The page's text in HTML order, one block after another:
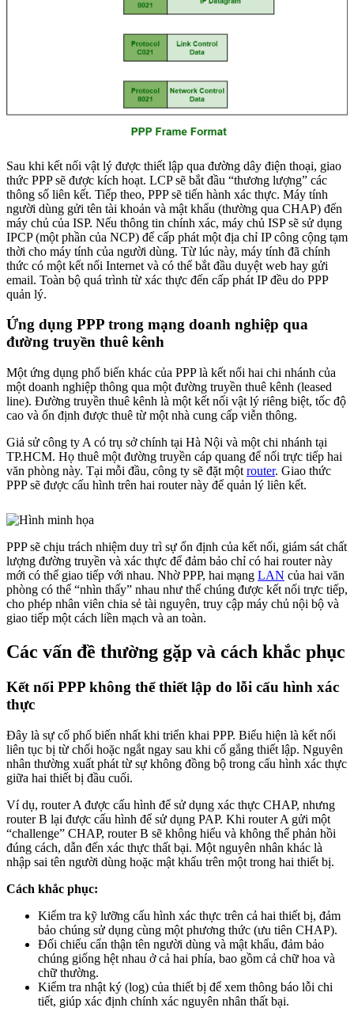
Sau khi kết nối vật lý được thiết lập qua đường dây điện thoại, giao
thức PPP sẽ được kích hoạt. LCP sẽ bắt đầu “thương lượng” các
thông số liên kết. Tiếp theo, PPP sẽ tiến hành xác thực. Máy tính
người dùng gửi tên tài khoản và mật khẩu (thường qua CHAP) đến
máy chủ của ISP. Nếu thông tin chính xác, máy chủ ISP sẽ sử dụng
IPCP (một phần của NCP) để cấp phát một địa chỉ IP công cộng tạm
thời cho máy tính của người dùng. Từ lúc này, máy tính đã chính
thức có một kết nối Internet và có thể bắt đầu duyệt web hay gửi
email. Toàn bộ quá trình từ xác thực đến cấp phát IP đều do PPP
quản lý.
Ứng dụng PPP trong mạng doanh nghiệp qua
đường truyền thuê kênh
Một ứng dụng phổ biến khác của PPP là kết nối hai chi nhánh của
một doanh nghiệp thông qua một đường truyền thuê kênh (leased
line). Đường truyền thuê kênh là một kết nối vật lý riêng biệt, tốc độ
cao và ổn định được thuê từ một nhà cung cấp viễn thông.
Giả sử công ty A có trụ sở chính tại Hà Nội và một chi nhánh tại
TP.HCM. Họ thuê một đường truyền cáp quang để nối trực tiếp hai
văn phòng này. Tại mỗi đầu, công ty sẽ đặt một router. Giao thức
PPP sẽ được cấu hình trên hai router này để quản lý liên kết.
PPP sẽ chịu trách nhiệm duy trì sự ổn định của kết nối, giám sát chất
lượng đường truyền và xác thực để đảm bảo chỉ có hai router này
mới có thể giao tiếp với nhau. Nhờ PPP, hai mạng LAN của hai văn
phòng có thể “nhìn thấy” nhau như thể chúng được kết nối trực tiếp,
cho phép nhân viên chia sẻ tài nguyên, truy cập máy chủ nội bộ và
giao tiếp một cách liền mạch và an toàn.
Các vấn đề thường gặp và cách khắc phục
Kết nối PPP không thể thiết lập do lỗi cấu hình xác
thực
Đây là sự cố phổ biến nhất khi triển khai PPP. Biểu hiện là kết nối
liên tục bị từ chối hoặc ngắt ngay sau khi cố gắng thiết lập. Nguyên
nhân thường xuất phát từ sự không đồng bộ trong cấu hình xác thực
giữa hai thiết bị đầu cuối.
Ví dụ, router A được cấu hình để sử dụng xác thực CHAP, nhưng
router B lại được cấu hình để sử dụng PAP. Khi router A gửi một
“challenge” CHAP, router B sẽ không hiểu và không thể phản hồi
đúng cách, dẫn đến xác thực thất bại. Một nguyên nhân khác là
nhập sai tên người dùng hoặc mật khẩu trên một trong hai thiết bị.
Cách khắc phục:
Kiểm tra kỹ lưỡng cấu hình xác thực trên cả hai thiết bị, đảm
bảo chúng sử dụng cùng một phương thức (ưu tiên CHAP).
Đối chiếu cẩn thận tên người dùng và mật khẩu, đảm bảo
chúng giống hệt nhau ở cả hai phía, bao gồm cả chữ hoa và
chữ thường.
Kiểm tra nhật ký (log) của thiết bị để xem thông báo lỗi chi
tiết, giúp xác định chính xác nguyên nhân thất bại.